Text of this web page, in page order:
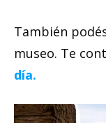
También
museo. Te
día.